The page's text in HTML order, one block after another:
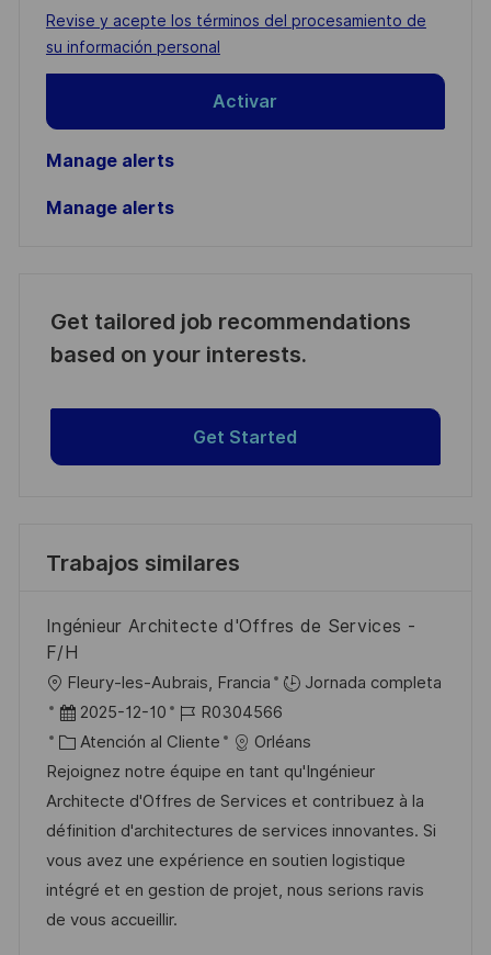
address
(Required)
Required
Revise y acepte los términos del procesamiento de
su información personal
Activar
Manage alerts
Manage alerts
Get tailored job recommendations
based on your interests.
Get Started
Trabajos similares
Ingénieur Architecte d'Offres de Services -
F/H
U
b
c
a
c
i
ó
n
Fleury-les-Aubrais, Francia
Jornada completa
F
e
c
h
a
d
e
p
2025-12-10
I
D
d
e
e
m
p
R0304566
C
a
t
e
g
o
r
Atención al Cliente
Orléans
Rejoignez notre équipe en tant qu'Ingénieur
Architecte d'Offres de Services et contribuez à la
définition d'architectures de services innovantes. Si
vous avez une expérience en soutien logistique
intégré et en gestion de projet, nous serions ravis
de vous accueillir.